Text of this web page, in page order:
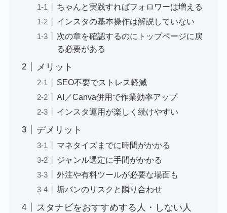
ちゃんと実践すればフォロワーは増える
インスタの基本操作は解説していない
次の章を確認するのにトップページに戻
る必要がある
メリット
SEO不要でストレス軽減
AI／Canva併用で作業効率アップ
インスタ運用が楽しく続けやすい
デメリット
マネタイズまでに時間がかかる
ジャンル選定に手間がかかる
外注や有料ツールが必要な場面も
垢バンのリスクと隣り合わせ
スタナビをおすすめする人・しない人